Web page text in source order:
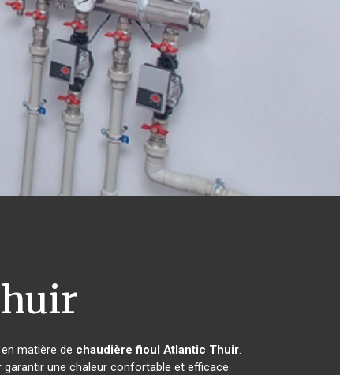
matière de chaudière fioul Atlantic Thuir.
garantir une chaleur confortable et efficace